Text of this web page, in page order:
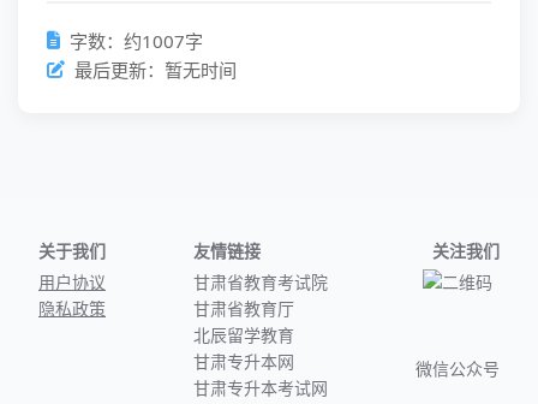
字数：约1007字
最后更新：暂无时间
关于我们
用户协议
隐私政策
友情链接
甘肃省教育考试院
甘肃省教育厅
北辰留学教育
甘肃专升本网
甘肃专升本考试网
关注我们
微信公众号